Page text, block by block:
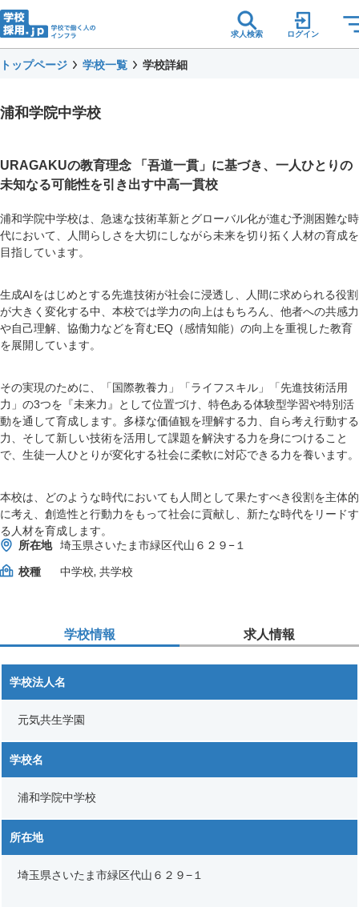
求人検索 ログイン
トップページ 学校一覧 学校詳細
浦和学院中学校
URAGAKUの教育理念 「吾道一貫」に基づき、一人ひとりの
未知なる可能性を引き出す中高一貫校
浦和学院中学校は、急速な技術革新とグローバル化が進む予測困難な時
代において、人間らしさを大切にしながら未来を切り拓く人材の育成を
目指しています。
生成AIをはじめとする先進技術が社会に浸透し、人間に求められる役割
が大きく変化する中、本校では学力の向上はもちろん、他者への共感力
や自己理解、協働力などを育むEQ（感情知能）の向上を重視した教育
を展開しています。
その実現のために、「国際教養力」「ライフスキル」「先進技術活用
力」の3つを『未来力』として位置づけ、特色ある体験型学習や特別活
動を通して育成します。多様な価値観を理解する力、自ら考え行動する
力、そして新しい技術を活用して課題を解決する力を身につけること
で、生徒一人ひとりが変化する社会に柔軟に対応できる力を養います。
本校は、どのような時代においても人間として果たすべき役割を主体的
に考え、創造性と行動力をもって社会に貢献し、新たな時代をリードす
る人材を育成します。
所在地 埼玉県さいたま市緑区代山６２９−１
校種
中学校, 共学校
学校情報 求人情報
学校法人名
元気共生学園
学校名
浦和学院中学校
所在地
埼玉県さいたま市緑区代山６２９−１